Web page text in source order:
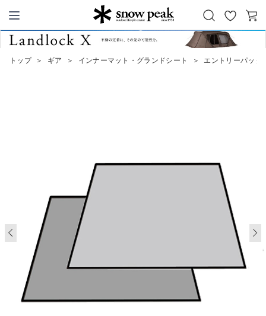
Snow Peak
お
気
カ
トップ ＞ ギア ＞ インナーマット・グランドシート ＞ エントリーパック